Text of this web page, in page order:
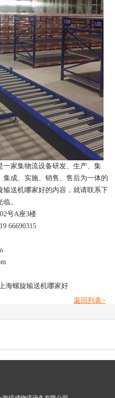
一家集物流设备研发、生产、集
成、实施、销售、售后为一体的
送机哪家好的内容，就请联系下
。
号A座3楼
66690315
海螺旋输送机哪家好
返回列表>